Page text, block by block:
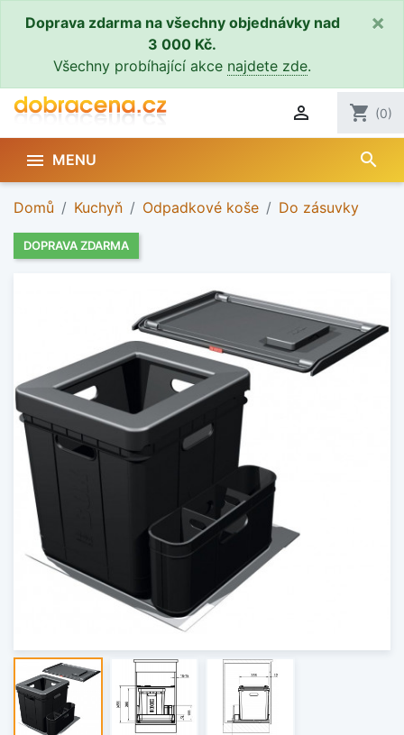
Doprava zdarma na všechny objednávky nad
3 000 Kč.
Všechny probíhající akce najdete zde.
×
 shopping_cart (0)
 MENU search
Domů Kuchyň Odpadkové koše Do zásuvky
DOPRAVA ZDARMA